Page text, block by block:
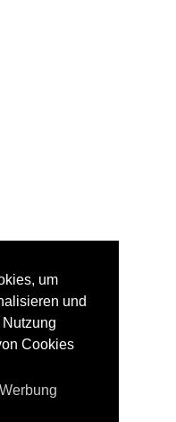
um
und
Cookies